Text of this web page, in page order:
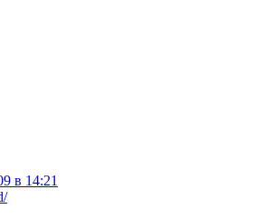
в 14:21